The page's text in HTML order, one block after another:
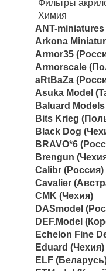
Фильтры
Химия
ANT-
Arkona
Armor35
Armorscale
aRtBaZa
Asuka Model
Baluard
Bits Krieg
Black Dog
BRAVO*6
Brengun
Calibr (Россия)
Cavalier
CMK (Чехия)
DASmodel
DEF.Model
Echelon Fine
Eduard (Чехия)
ELF